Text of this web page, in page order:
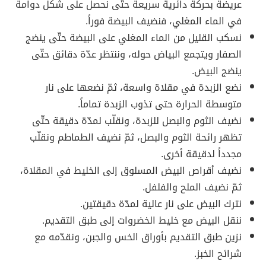
عريضة بحركة دائرية سريعة حتّى نحصل على شكل دوامة
في الماء المغلي، فنضيف البيضة فوراً.
نسكب القليل من الماء المغلي على البيضة حتّى ينضج
الصفار ويتجمع البياض حوله، وننتظر عدّة دقائق حتّى
ينضج البيض.
نضع الزبدة في مقلاة واسعة، ثمّ نضعها على نار
متوسطة الحرارة حتى تذوب الزبدة تماماً.
نضيف الثوم والبصل للزبدة، ونقلّب لمدّة دقيقة حتّى
تظهر رائحة الثوم والبصل، ثمّ نضيف الطماطم ونقلّب
مجدداً لدقيقة أخرى.
نضيف أقراص البيض المسلوق إلى الخليط في المقلاة،
ثمّ نضيف الملح والفلفل.
نترك البيض على نار عالية لمدّة دقيقتين.
ننقل البيض مع خليط الخضروات إلى طبق التقديم.
نزين طبق التقديم بأوراق الخس والجبن، ونقدّمه مع
شرائح الخبز.